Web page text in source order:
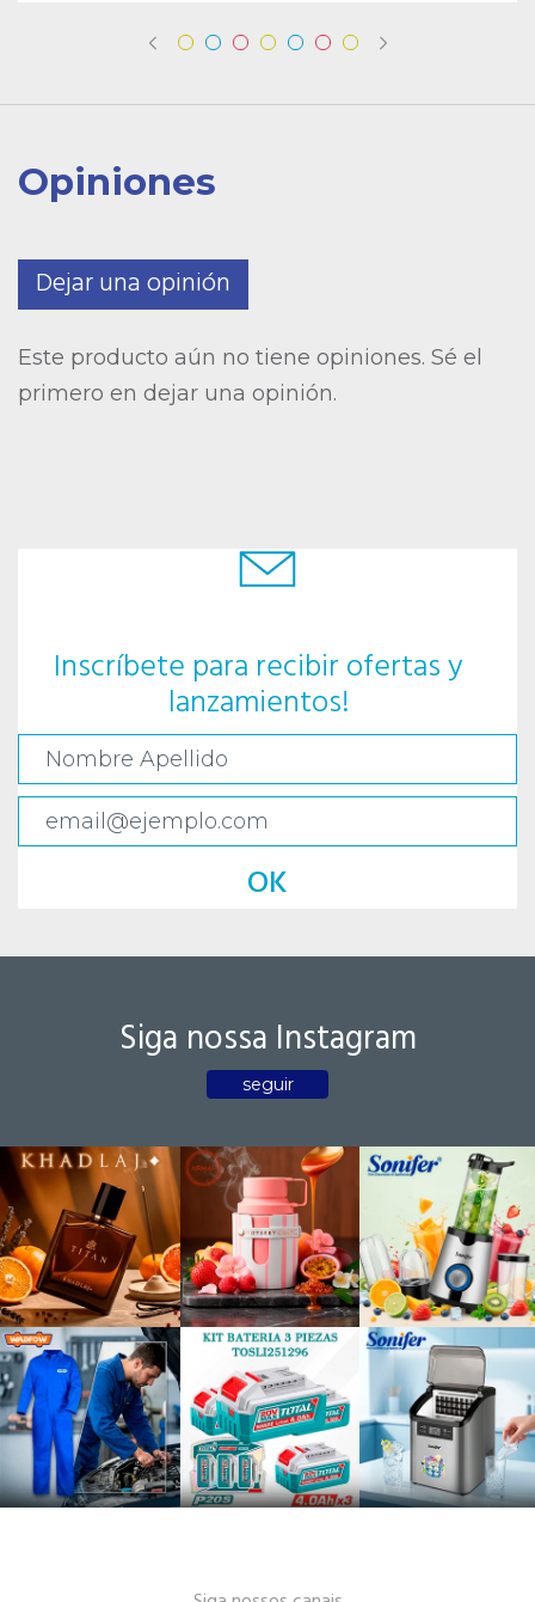
Opiniones
Dejar una opinión
Este producto aún no tiene opiniones. Sé el
primero en dejar una opinión.
Inscríbete para recibir ofertas y
lanzamientos!
OK
Siga nossa Instagram
seguir